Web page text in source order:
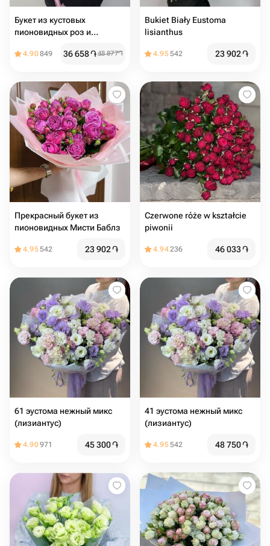
Букет из кустовых
пионовидных роз и
4.90849 36 658֏48 877֏
Bukiet Biały Eustoma
lisianthus
4.95542 23 902֏
Прекрасный букет из
пионовидных Мисти Баблз
4.95542 23 902֏
Czerwone róże w kształcie
piwonii
4.94236 46 033֏
61 эустома нежный микс
(лизиантус)
4.90971 45 300֏
41 эустома нежный микс
(лизиантус)
4.95542 48 750֏